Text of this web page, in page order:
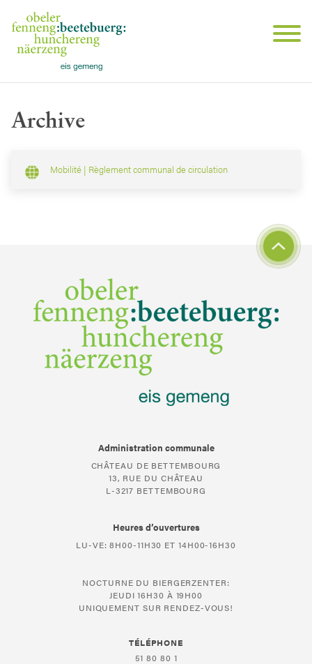
Archive
Mobilité | Règlement communal de circulation
Administration communale
CHÂTEAU DE BETTEMBOURG
13, RUE DU CHÂTEAU
L-3217 BETTEMBOURG
Heures d’ouvertures
LU-VE: 8H00-11H30 ET 14H00-16H30
NOCTURNE DU BIERGERZENTER:
JEUDI 16H30 À 19H00
UNIQUEMENT SUR RENDEZ-VOUS!
TÉLÉPHONE
51 80 80 1